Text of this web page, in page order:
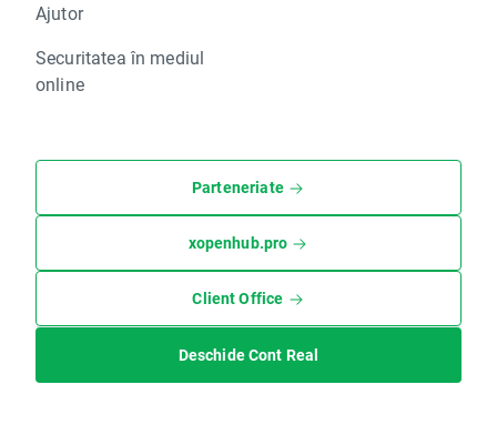
Ajutor
Securitatea în mediul
online
Parteneriate
xopenhub.pro
Client Office
Deschide Cont Real